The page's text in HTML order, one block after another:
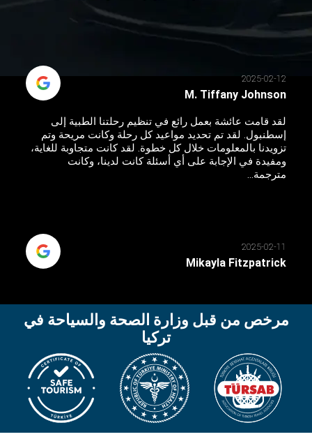
2025-02-12
M. Tiffany Johnson
لقد قامت عائشة بعمل رائع في تنظيم رحلتنا الطبية إلى
إسطنبول. لقد تم تحديد مواعيد كل رحلة وكانت مريحة وتم
تزويدنا بالمعلومات خلال كل خطوة. لقد كانت متجاوبة للغاية،
ومفيدة في الإجابة على أي أسئلة كانت لدينا، وكانت
مترجمة...
2025-02-11
Mikayla Fitzpatrick
مرخص من قبل وزارة الصحة والسياحة في
تركيا